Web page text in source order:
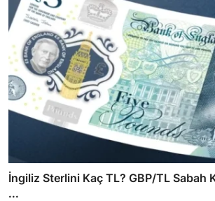
İngiliz Sterlini Kaç TL? GBP/TL Sabah
...